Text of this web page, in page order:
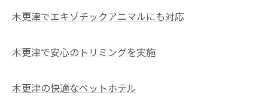
木更津でエキゾチックアニマルにも対応
木更津で安心のトリミングを実施
木更津の快適なペットホテル